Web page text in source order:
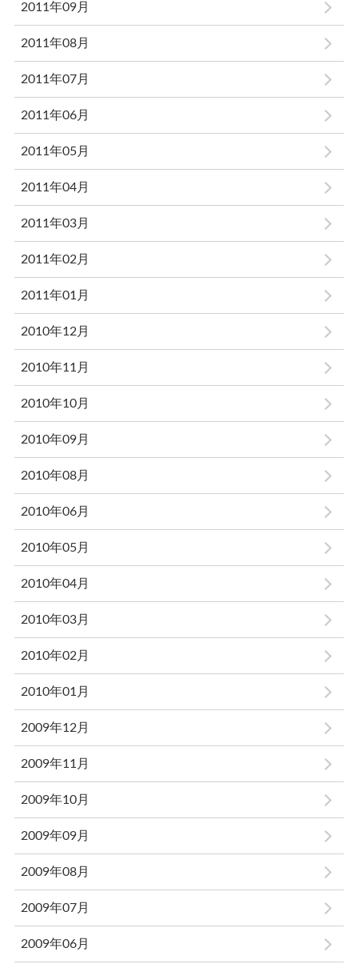
2011年09月
2011年08月
2011年07月
2011年06月
2011年05月
2011年04月
2011年03月
2011年02月
2011年01月
2010年12月
2010年11月
2010年10月
2010年09月
2010年08月
2010年06月
2010年05月
2010年04月
2010年03月
2010年02月
2010年01月
2009年12月
2009年11月
2009年10月
2009年09月
2009年08月
2009年07月
2009年06月